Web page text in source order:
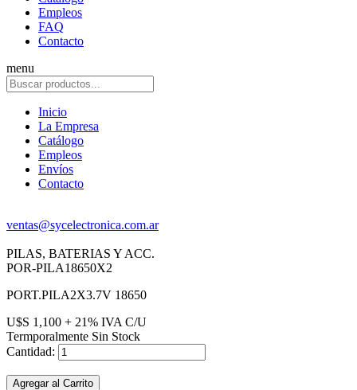
Empleos
FAQ
Contacto
menu
Inicio
La Empresa
Catálogo
Empleos
Envíos
Contacto
ventas@sycelectronica.com.ar
PILAS, BATERIAS Y ACC.
POR-PILA18650X2
PORT.PILA2X3.7V 18650
U$S 1,100 + 21% IVA C/U
Termporalmente Sin Stock
Cantidad:
Agregar al Carrito